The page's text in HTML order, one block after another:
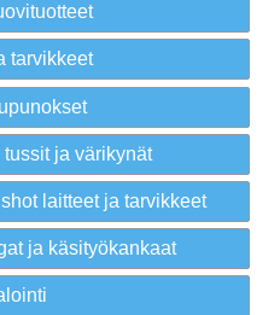
tarvikkeet
ja värikynät
laitteet ja tarvikkeet
ja käsityökankaat